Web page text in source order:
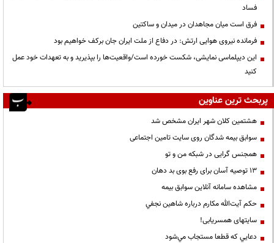
فساد
فرق است میان مجاهدان در میدان و ساکتین
فرمانده نیروی هوایی ارتش: در دفاع از ملت ایران جان برکف خواهیم بود
این دیپلماسی نمایشی، شکست خورده است/واقعیت‌ها را بپذیرید و به تعهدات خود عمل
کنید
پربحث ترین عناوین
هشتمین کلان شهر ایران مشخص شد
سوابق بیمه شدگان روی سایت تامین اجتماعی
همجنس گرایی در شبکه من و تو
13 توصیه آسان برای رفع بوی بد دهان
مشاهده سامانه آنلاين سوابق بیمه
حكم آيت‌الله مكارم درباره شاهين نجفي
سایتهای همسریابی!
دعايي كه قطعا مستجاب مي‌شود